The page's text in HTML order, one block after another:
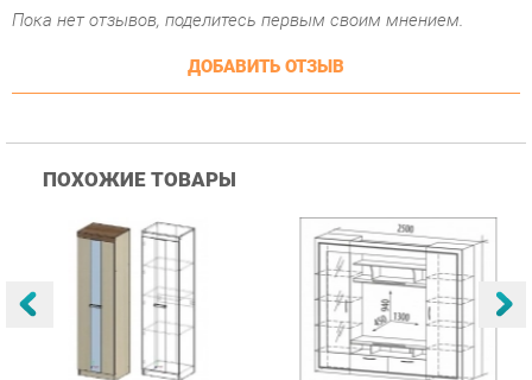
ПОХОЖИЕ ТОВАРЫ
Купить
Гостиная Стиль
25 223 ₽ Купить
Гостиная Витра
Симфония 7.10
55 482 ₽
+7 (903) 000-00-00